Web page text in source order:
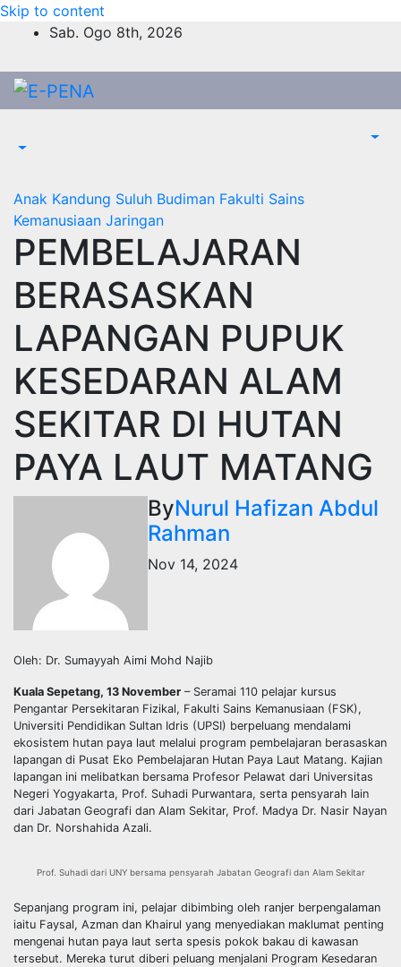
Skip to content
Sab. Ogo 8th, 2026
Anak Kandung Suluh Budiman Fakulti Sains
Kemanusiaan Jaringan
PEMBELAJARAN
BERASASKAN
LAPANGAN PUPUK
KESEDARAN ALAM
SEKITAR DI HUTAN
PAYA LAUT MATANG
ByNurul Hafizan Abdul
Rahman
Nov 14, 2024
Oleh: Dr. Sumayyah Aimi Mohd Najib
Kuala Sepetang, 13 November – Seramai 110 pelajar kursus
Pengantar Persekitaran Fizikal, Fakulti Sains Kemanusiaan (FSK),
Universiti Pendidikan Sultan Idris (UPSI) berpeluang mendalami
ekosistem hutan paya laut melalui program pembelajaran berasaskan
lapangan di Pusat Eko Pembelajaran Hutan Paya Laut Matang. Kajian
lapangan ini melibatkan bersama Profesor Pelawat dari Universitas
Negeri Yogyakarta, Prof. Suhadi Purwantara, serta pensyarah lain
dari Jabatan Geografi dan Alam Sekitar, Prof. Madya Dr. Nasir Nayan
dan Dr. Norshahida Azali.
Prof. Suhadi dari UNY bersama pensyarah Jabatan Geografi dan Alam Sekitar
Sepanjang program ini, pelajar dibimbing oleh ranjer berpengalaman
iaitu Faysal, Azman dan Khairul yang menyediakan maklumat penting
mengenai hutan paya laut serta spesis pokok bakau di kawasan
tersebut. Mereka turut diberi peluang menjalani Program Kesedaran